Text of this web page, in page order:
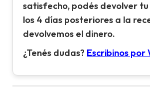
satisfecho, podés devolver
los 4 días posteriores a la
devolvemos el dinero.
¿Tenés dudas? Escribinos por